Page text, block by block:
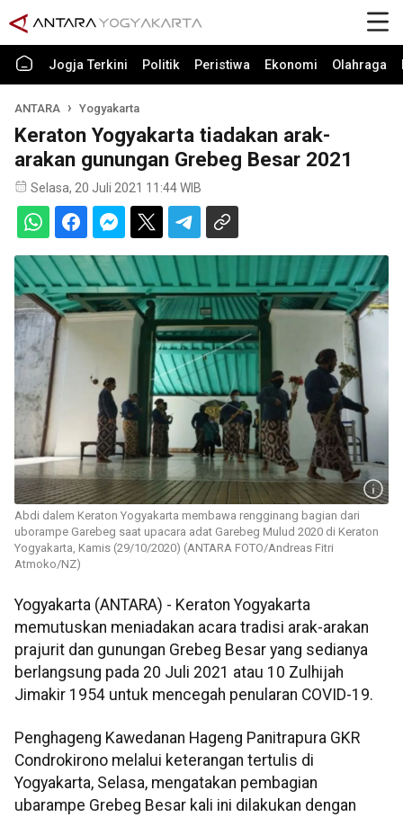
Jogja Terkini Politik Peristiwa Ekonomi Olahraga
ANTARA Yogyakarta
Keraton Yogyakarta tiadakan arak-
arakan gunungan Grebeg Besar 2021
Selasa, 20 Juli 2021 11:44 WIB
Abdi dalem Keraton Yogyakarta membawa rengginang bagian dari
uborampe Garebeg saat upacara adat Garebeg Mulud 2020 di Keraton
Yogyakarta, Kamis (29/10/2020) (ANTARA FOTO/Andreas Fitri
Atmoko/NZ)
Yogyakarta (ANTARA) - Keraton Yogyakarta
memutuskan meniadakan acara tradisi arak-arakan
prajurit dan gunungan Grebeg Besar yang sedianya
berlangsung pada 20 Juli 2021 atau 10 Zulhijah
Jimakir 1954 untuk mencegah penularan COVID-19.
Penghageng Kawedanan Hageng Panitrapura GKR
Condrokirono melalui keterangan tertulis di
Yogyakarta, Selasa, mengatakan pembagian
ubarampe Grebeg Besar kali ini dilakukan dengan